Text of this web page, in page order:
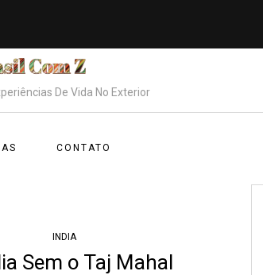
De Vida No Exterior
CONTATO
INDIA
Sem o Taj Mahal